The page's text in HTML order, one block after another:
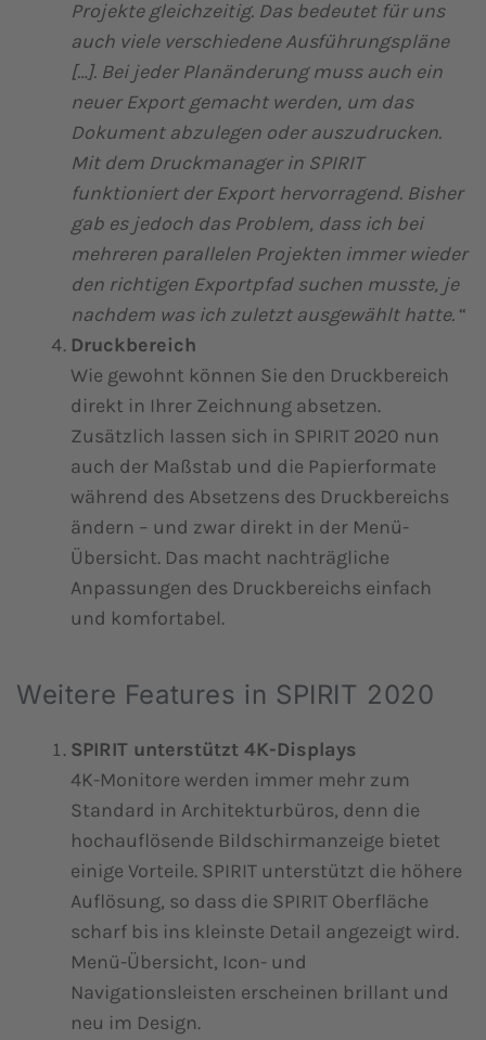
Projekte gleichzeitig. Das bedeutet für uns
auch viele verschiedene Ausführungspläne
[…]. Bei jeder Planänderung muss auch ein
neuer Export gemacht werden, um das
Dokument abzulegen oder auszudrucken.
Mit dem Druckmanager in SPIRIT
funktioniert der Export hervorragend. Bisher
gab es jedoch das Problem, dass ich bei
mehreren parallelen Projekten immer wieder
den richtigen Exportpfad suchen musste, je
nachdem was ich zuletzt ausgewählt hatte. “
Druckbereich
Wie gewohnt können Sie den Druckbereich
direkt in Ihrer Zeichnung absetzen.
Zusätzlich lassen sich in SPIRIT 2020 nun
auch der Maßstab und die Papierformate
während des Absetzens des Druckbereichs
ändern – und zwar direkt in der Menü-
Übersicht. Das macht nachträgliche
Anpassungen des Druckbereichs einfach
und komfortabel.
Weitere Features in SPIRIT 2020
SPIRIT unterstützt 4K-Displays
4K-Monitore werden immer mehr zum
Standard in Architekturbüros, denn die
hochauflösende Bildschirmanzeige bietet
einige Vorteile. SPIRIT unterstützt die höhere
Auflösung, so dass die SPIRIT Oberfläche
scharf bis ins kleinste Detail angezeigt wird.
Menü-Übersicht, Icon- und
Navigationsleisten erscheinen brillant und
neu im Design.